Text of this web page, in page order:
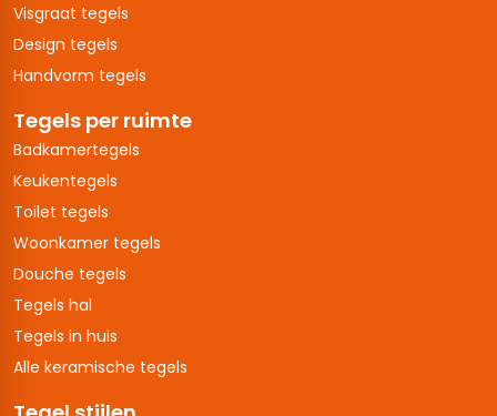
Visgraat tegels
Design tegels
Handvorm tegels
Tegels per ruimte
Badkamertegels
Keukentegels
Toilet tegels
Woonkamer tegels
Douche tegels
Tegels hal
Tegels in huis
Alle keramische tegels